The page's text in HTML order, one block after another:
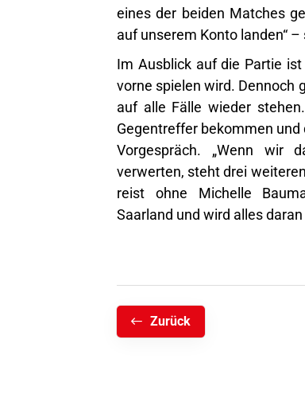
eines der beiden Matches
auf unserem Konto landen“ –
Im Ausblick auf die Partie ist
vorne spielen wird. Dennoch
auf alle Fälle wieder
Gegentreffer bekommen
Vorgespräch. „Wenn wir
verwerten, steht drei
reist ohne Michelle
Saarland und wird alles
Zurück